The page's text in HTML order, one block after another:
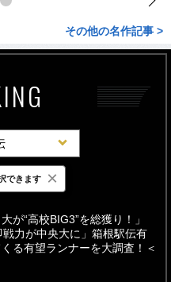
その他の名作記事 >
週間
が“高校BIG3”を総獲り！」
戦力が中央大に」箱根駅伝有
る有望ランナーを大調査！＜
できます ×